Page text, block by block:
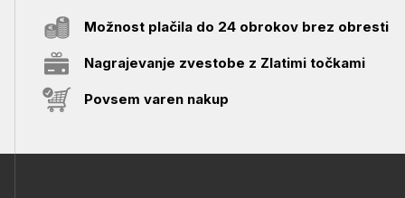
Možnost plačila do 24 obrokov brez obresti
Nagrajevanje zvestobe z Zlatimi točkami
Povsem varen nakup